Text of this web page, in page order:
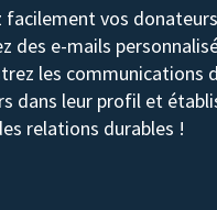
facilement vos
des e-mails
les communications
dans leur profil et
relations durables !